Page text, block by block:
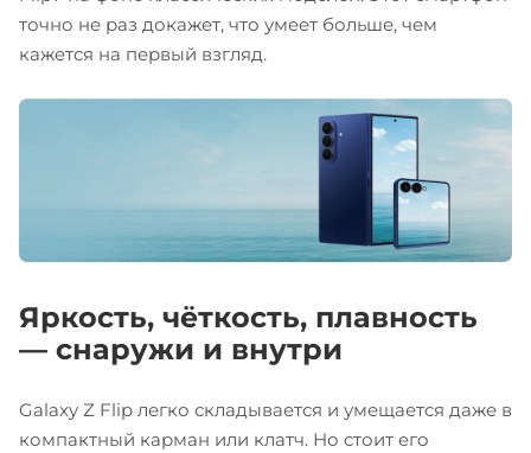
точно не раз докажет, что умеет больше, чем
кажется на первый взгляд.
Яркость, чёткость, плавность
— снаружи и внутри
Galaxy Z Flip легко складывается и умещается даже в
компактный карман или клатч. Но стоит его